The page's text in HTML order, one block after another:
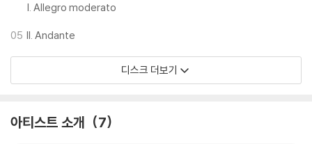
I. Allegro moderato
05 II. Andante
디스크 더보기
아티스트 소개 7